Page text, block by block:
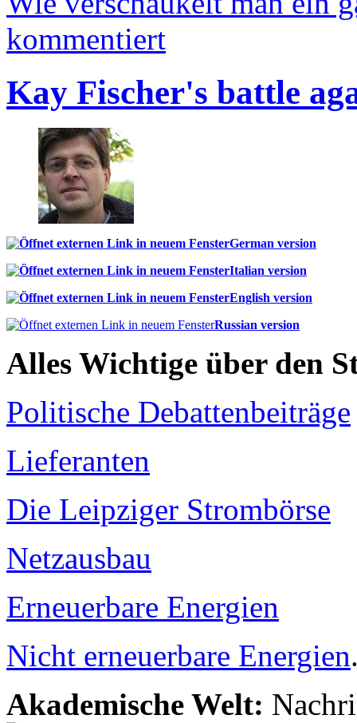
kommentiert
Kay Fischer's battle
German version
Italian version
English version
Russian version
Alles Wichtige über den
Politische Debattenbeiträge
Lieferanten
Die Leipziger Strombörse
Netzausbau
Erneuerbare Energien
Nicht erneuerbare Energien
Akademische Welt: